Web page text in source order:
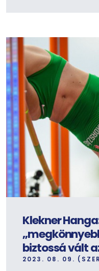
Klekner
biztossá vált
2023. 08. 09.